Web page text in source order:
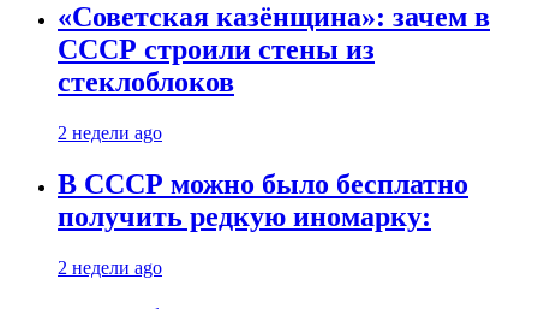
«Советская казёнщина»: зачем в
СССР строили стены из
стеклоблоков
2 недели ago
В СССР можно было бесплатно
получить редкую иномарку:
2 недели ago